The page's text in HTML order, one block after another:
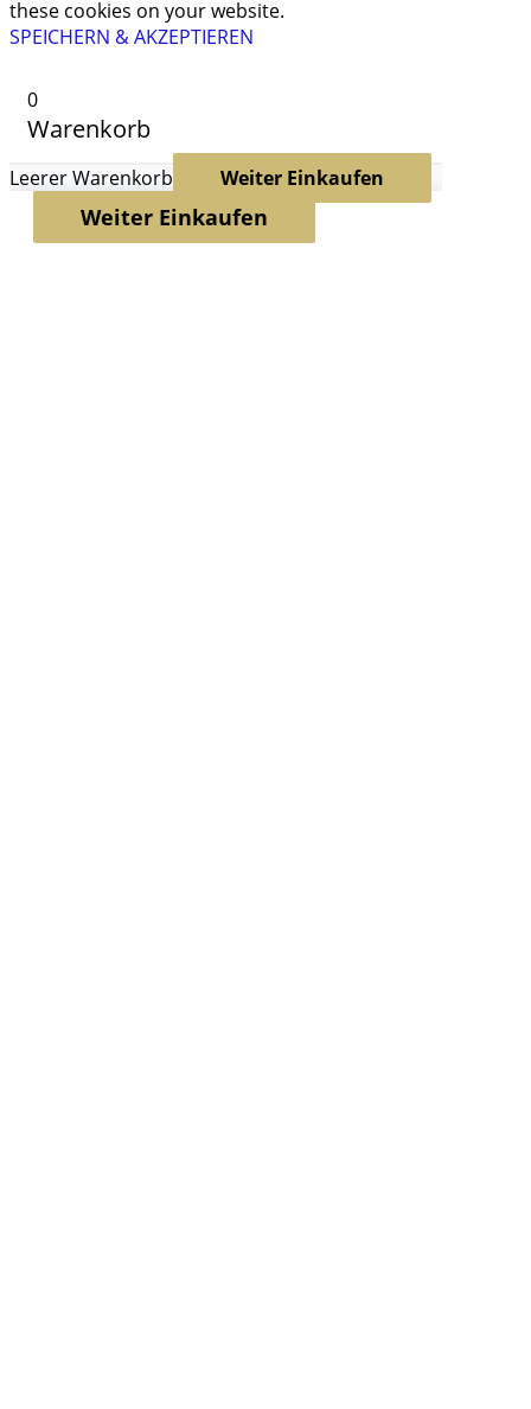
these cookies on your website.
SPEICHERN & AKZEPTIEREN
0
Warenkorb
Leerer Warenkorb Weiter Einkaufen
Weiter Einkaufen